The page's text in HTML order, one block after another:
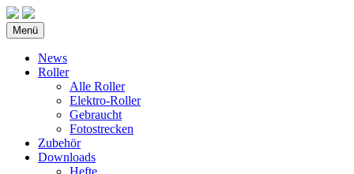
Menü
News
Roller
Alle Roller
Elektro-Roller
Gebraucht
Fotostrecken
Zubehör
Downloads
Hefte